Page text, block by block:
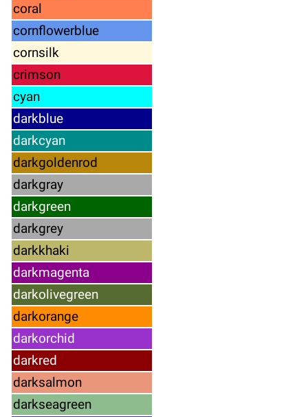
coral
cornflowerblue
cornsilk
crimson
cyan
darkblue
darkcyan
darkgoldenrod
darkgray
darkgreen
darkgrey
darkkhaki
darkmagenta
darkolivegreen
darkorange
darkorchid
darkred
darksalmon
darkseagreen